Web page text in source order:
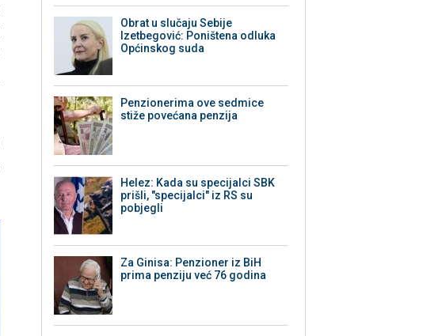
Obrat u slučaju Sebije
Izetbegović: Poništena odluka
Općinskog suda
Penzionerima ove sedmice
stiže povećana penzija
Helez: Kada su specijalci SBK
prišli, "specijalci" iz RS su
pobjegli
Za Ginisa: Penzioner iz BiH
prima penziju već 76 godina